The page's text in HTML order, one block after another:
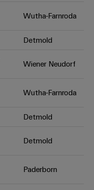
Praxisnahe
Unsere Neuheiten
im Bereich
Wutha-Farnroda
Detmold
Wiener Neudorf
Wutha-Farnroda
Detmold
Detmold
Paderborn